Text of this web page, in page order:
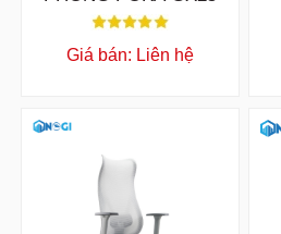
Giá bán: Liên hệ